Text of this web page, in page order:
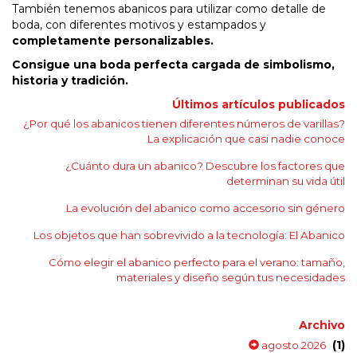
También tenemos abanicos para utilizar como detalle de
boda, con diferentes motivos y estampados y
completamente personalizables.
Consigue una boda perfecta cargada de simbolismo,
historia y tradición.
Últimos artículos publicados
¿Por qué los abanicos tienen diferentes números de varillas?
La explicación que casi nadie conoce
¿Cuánto dura un abanico? Descubre los factores que
determinan su vida útil
La evolución del abanico como accesorio sin género
Los objetos que han sobrevivido a la tecnología: El Abanico
Cómo elegir el abanico perfecto para el verano: tamaño,
materiales y diseño según tus necesidades
Archivo
agosto 2026 (1)